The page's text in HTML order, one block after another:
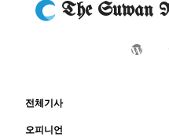
The Suwan
전체기사
오피니언